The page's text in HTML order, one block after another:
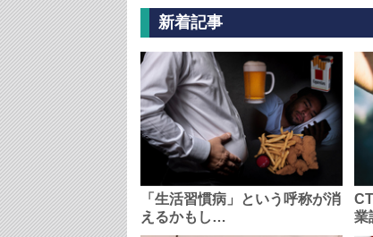
新着記事
「生活習慣病」という呼称が消
えるかもし…
業